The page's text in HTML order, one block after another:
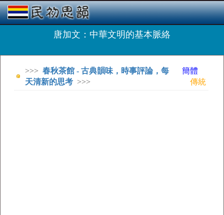
唐加文：中華文明的基本脈絡
>>> 春秋茶館 - 古典韻味，時事評論，每
天清新的思考 >>>
簡體
傳統